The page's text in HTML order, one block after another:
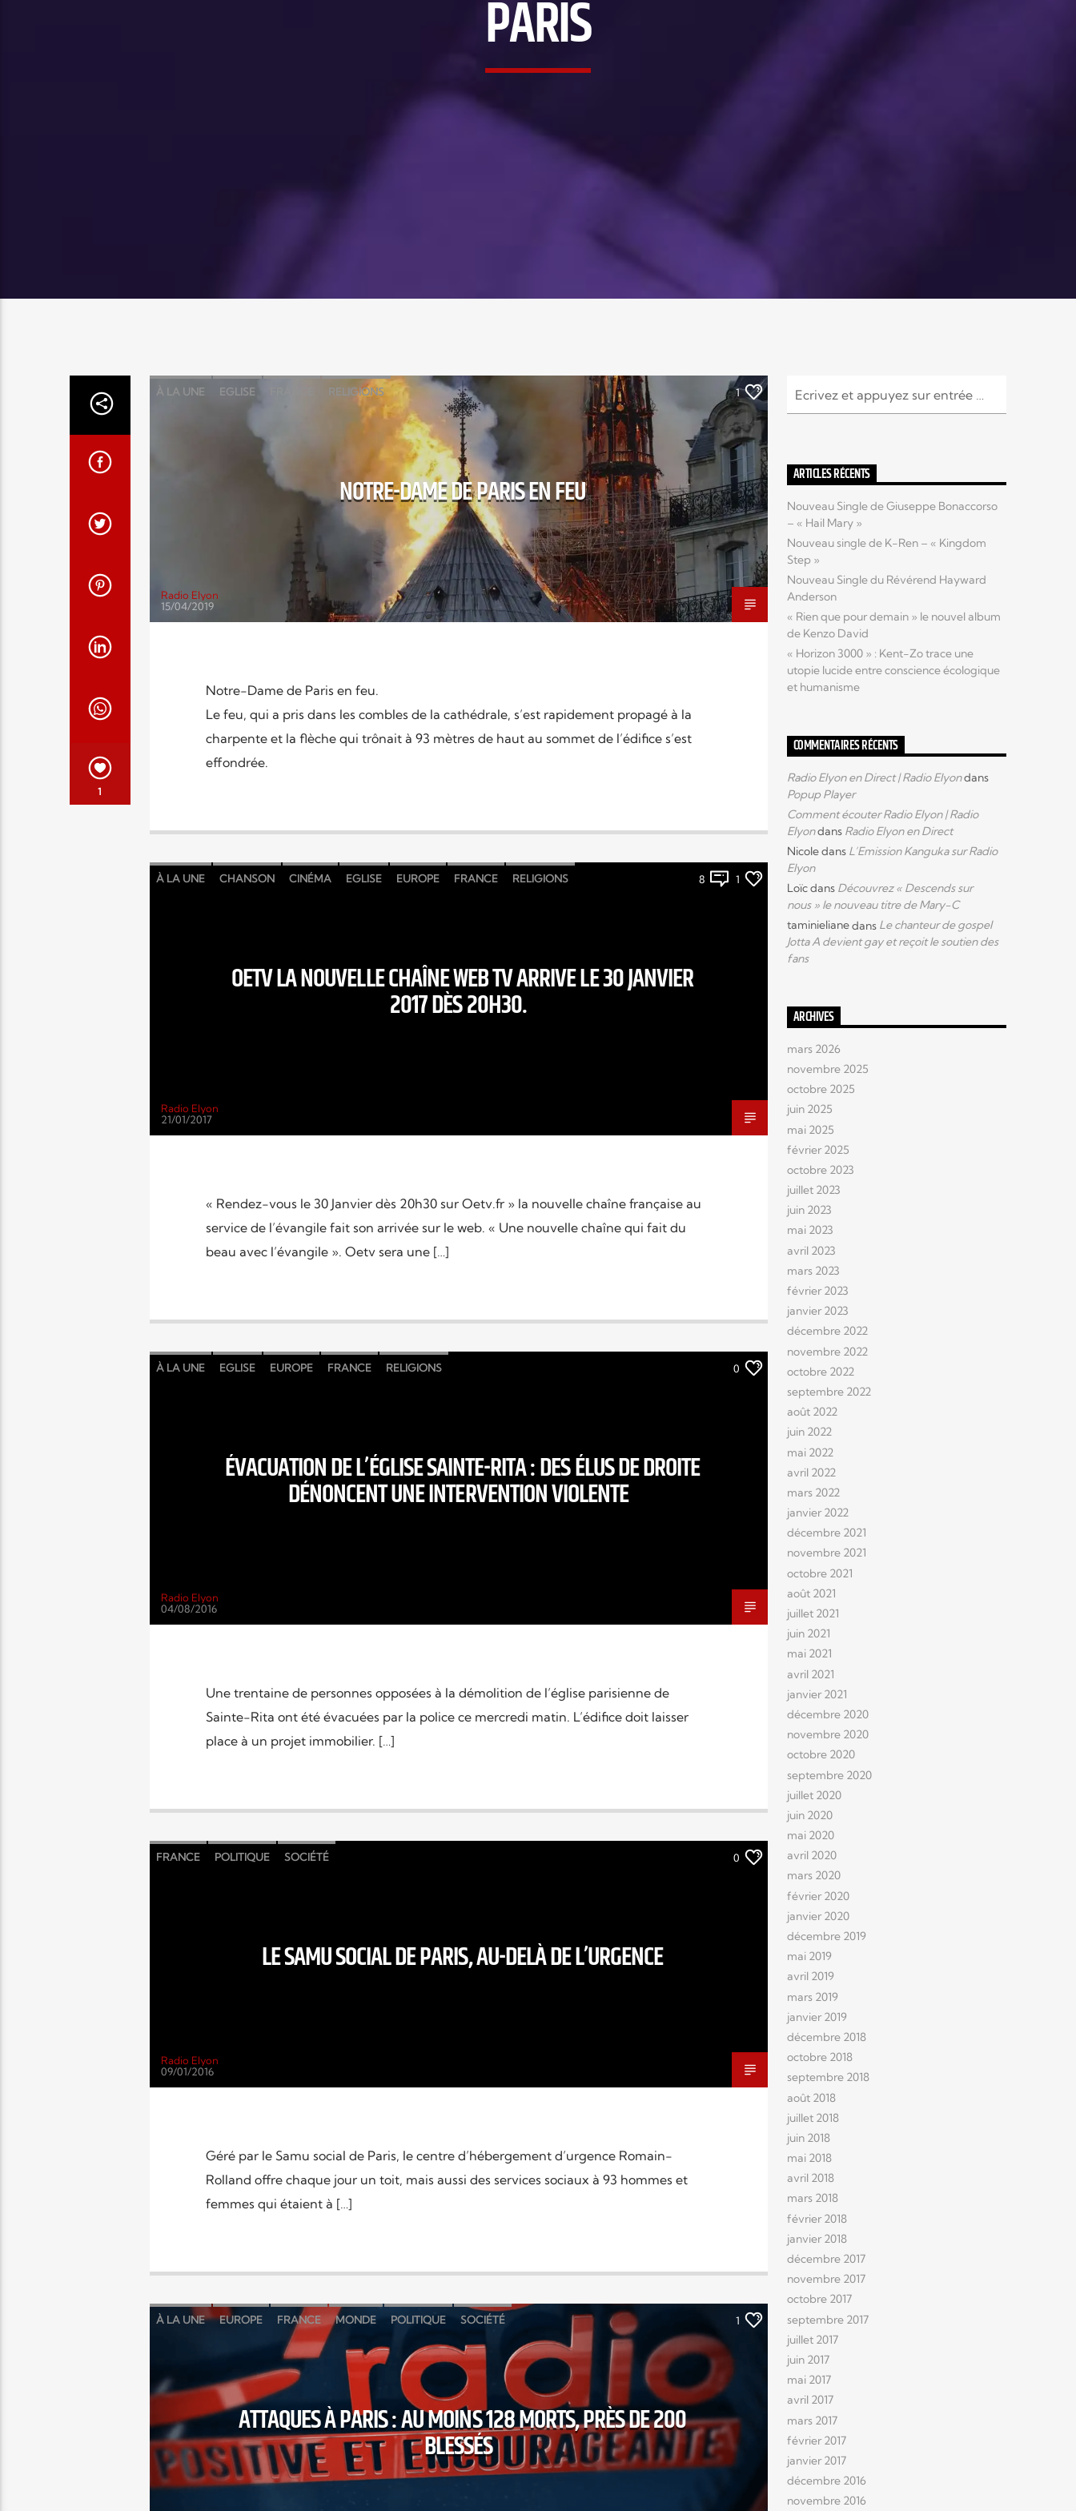
PARIS
1
À LA UNE EGLISE RELIGIONS 1
NOTRE-DAME DE PARIS EN FEU
Radio Elyon
15/04/2019
Notre-Dame de Paris en feu.
Le feu, qui a pris dans les combles de la cathédrale, s’est rapidement propagé à la
charpente et la flèche qui trônait à 93 mètres de haut au sommet de l’édifice s’est
effondrée.
À LA UNE CHANSON CINÉMA EGLISE EUROPE FRANCE RELIGIONS 8 1
OETV LA NOUVELLE CHAÎNE WEB TV ARRIVE LE 30 JANVIER
2017 DÈS 20H30.
Radio Elyon
21/01/2017
« Rendez-vous le 30 Janvier dès 20h30 sur Oetv.fr » la nouvelle chaîne française au
service de l’évangile fait son arrivée sur le web. « Une nouvelle chaîne qui fait du
beau avec l’évangile ». Oetv sera une […]
À LA UNE EGLISE EUROPE FRANCE RELIGIONS 0
ÉVACUATION DE L’ÉGLISE SAINTE-RITA : DES ÉLUS DE DROITE
DÉNONCENT UNE INTERVENTION VIOLENTE
Radio Elyon
04/08/2016
Une trentaine de personnes opposées à la démolition de l’église parisienne de
Sainte-Rita ont été évacuées par la police ce mercredi matin. L’édifice doit laisser
place à un projet immobilier. […]
FRANCE POLITIQUE SOCIÉTÉ 0
LE SAMU SOCIAL DE PARIS, AU-DELÀ DE L’URGENCE
Radio Elyon
09/01/2016
Géré par le Samu social de Paris, le centre d’hébergement d’urgence Romain-
Rolland offre chaque jour un toit, mais aussi des services sociaux à 93 hommes et
femmes qui étaient à […]
À LA UNE EUROPE FRANCE MONDE POLITIQUE SOCIÉTÉ 1
ATTAQUES À PARIS : AU MOINS 128 MORTS, PRÈS DE 200
BLESSÉS
ARTICLES RÉCENTS
Nouveau Single de Giuseppe Bonaccorso
– « Hail Mary »
Nouveau single de K-Ren – « Kingdom
Step »
Nouveau Single du Révérend Hayward
Anderson
« Rien que pour demain » le nouvel album
de Kenzo David
« Horizon 3000 » : Kent-Zo trace une
utopie lucide entre conscience écologique
et humanisme
COMMENTAIRES RÉCENTS
Radio Elyon en Direct | Radio Elyondans
Popup Player
Comment écouter Radio Elyon | Radio
Elyondans Radio Elyon en Direct
Nicoledans L’Emission Kanguka sur Radio
Elyon
Loïcdans Découvrez « Descends sur
nous » le nouveau titre de Mary-C
taminielianedans Le chanteur de gospel
Jotta A devient gay et reçoit le soutien des
fans
ARCHIVES
mars 2026
novembre 2025
octobre 2025
juin 2025
mai 2025
février 2025
octobre 2023
juillet 2023
juin 2023
mai 2023
avril 2023
mars 2023
février 2023
janvier 2023
décembre 2022
novembre 2022
octobre 2022
septembre 2022
août 2022
juin 2022
mai 2022
avril 2022
mars 2022
janvier 2022
décembre 2021
novembre 2021
octobre 2021
août 2021
juillet 2021
juin 2021
mai 2021
avril 2021
janvier 2021
décembre 2020
novembre 2020
octobre 2020
septembre 2020
juillet 2020
juin 2020
mai 2020
avril 2020
mars 2020
février 2020
janvier 2020
décembre 2019
mai 2019
avril 2019
mars 2019
janvier 2019
décembre 2018
octobre 2018
septembre 2018
août 2018
juillet 2018
juin 2018
mai 2018
avril 2018
mars 2018
février 2018
janvier 2018
décembre 2017
novembre 2017
octobre 2017
septembre 2017
juillet 2017
juin 2017
mai 2017
avril 2017
mars 2017
février 2017
janvier 2017
décembre 2016
novembre 2016